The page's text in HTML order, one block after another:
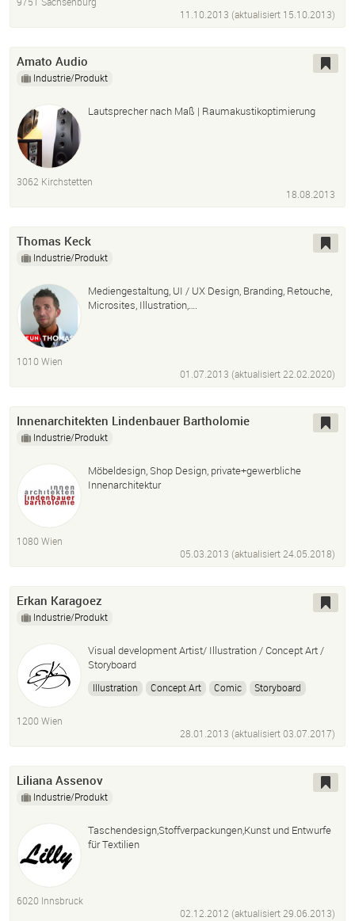
11.10.2013 (aktualisiert 15.10.2013)
Amato Audio
Industrie/Produkt
Lautsprecher nach Maß | Raumakustikoptimierung
3062 Kirchstetten
18.08.2013
Thomas Keck
Industrie/Produkt
Mediengestaltung, UI / UX Design, Branding, Retouche,
Microsites, Illustration,….
1010 Wien
01.07.2013 (aktualisiert22.02.2020)
Innenarchitekten Lindenbauer Bartholomie
Industrie/Produkt
Möbeldesign, Shop Design, private+gewerbliche
Innenarchitektur
1080 Wien
05.03.2013 (aktualisiert24.05.2018)
Erkan Karagoez
Industrie/Produkt
Visual development Artist/ Illustration / Concept Art /
Storyboard
Illustration Concept Art Comic Storyboard
1200 Wien
28.01.2013 (aktualisiert03.07.2017)
Liliana Assenov
Industrie/Produkt
Taschendesign,Stoffverpackungen,Kunst und Entwurfe
für Textilien
6020 Innsbruck
02.12.2012 (aktualisiert29.06.2013)